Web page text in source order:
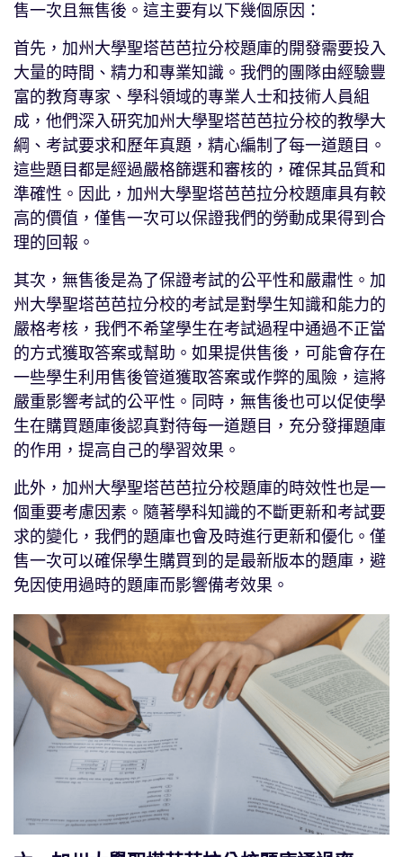
售一次且無售後。這主要有以下幾個原因：
首先，加州大學聖塔芭芭拉分校題庫的開發需要投入
大量的時間、精力和專業知識。我們的團隊由經驗豐
富的教育專家、學科領域的專業人士和技術人員組
成，他們深入研究加州大學聖塔芭芭拉分校的教學大
綱、考試要求和歷年真題，精心編制了每一道題目。
這些題目都是經過嚴格篩選和審核的，確保其品質和
準確性。因此，加州大學聖塔芭芭拉分校題庫具有較
高的價值，僅售一次可以保證我們的勞動成果得到合
理的回報。
其次，無售後是為了保證考試的公平性和嚴肅性。加
州大學聖塔芭芭拉分校的考試是對學生知識和能力的
嚴格考核，我們不希望學生在考試過程中通過不正當
的方式獲取答案或幫助。如果提供售後，可能會存在
一些學生利用售後管道獲取答案或作弊的風險，這將
嚴重影響考試的公平性。同時，無售後也可以促使學
生在購買題庫後認真對待每一道題目，充分發揮題庫
的作用，提高自己的學習效果。
此外，加州大學聖塔芭芭拉分校題庫的時效性也是一
個重要考慮因素。隨著學科知識的不斷更新和考試要
求的變化，我們的題庫也會及時進行更新和優化。僅
售一次可以確保學生購買到的是最新版本的題庫，避
免因使用過時的題庫而影響備考效果。